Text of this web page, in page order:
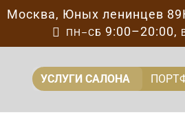
Москва, Юных ленинцев
 ПН–СБ 9:00–20:00,
УСЛУГИ САЛОНА